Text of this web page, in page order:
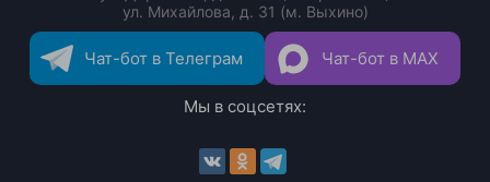
ул. Михайлова, д. 31 (м. Выхино)
Чат-бот в Телеграм Чат-бот в MAX
Мы в соцсетях: